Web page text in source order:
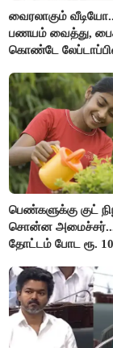
வைரலாகும்
பணயம் வைத்து,
கொண்டே
பெண்களுக்கு குட்
சொன்ன அமைச்சர்...
தோட்டம் போட ரூ.